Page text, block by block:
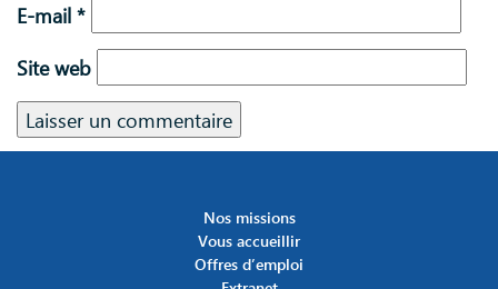
E-mail *
Site web
Nos missions
Vous accueillir
Offres d’emploi